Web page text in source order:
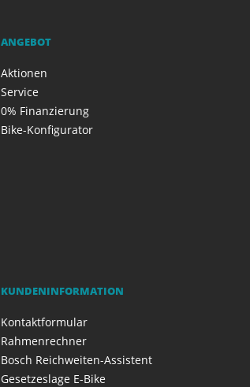
ANGEBOT
Aktionen
Service
0% Finanzierung
Bike-Konfigurator
KUNDENINFORMATION
Kontaktformular
Rahmenrechner
Bosch Reichweiten-Assistent
Gesetzeslage E-Bike